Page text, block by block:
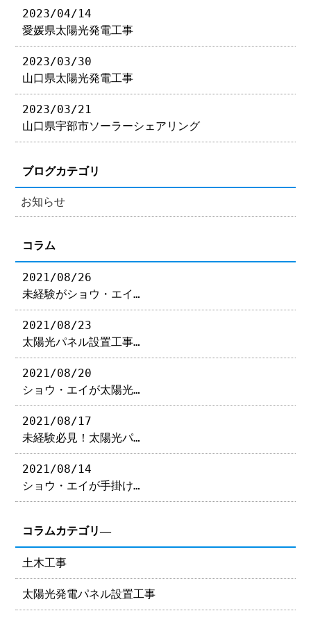
2023/04/14
愛媛県太陽光発電工事
2023/03/30
山口県太陽光発電工事
2023/03/21
山口県宇部市ソーラーシェアリング
ブログカテゴリ
お知らせ
コラム
2021/08/26
未経験がショウ・エイ…
2021/08/23
太陽光パネル設置工事…
2021/08/20
ショウ・エイが太陽光…
2021/08/17
未経験必見！太陽光パ…
2021/08/14
ショウ・エイが手掛け…
コラムカテゴリ―
土木工事
太陽光発電パネル設置工事